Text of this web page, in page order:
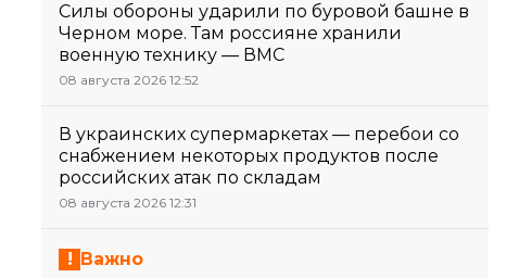
Силы обороны ударили по буровой башне в
Черном море. Там россияне хранили
военную технику — ВМС
08 августа 2026 12:52
В украинских супермаркетах — перебои со
снабжением некоторых продуктов после
российских атак по складам
08 августа 2026 12:31
Важно